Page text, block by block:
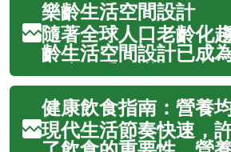
樂齡生活空間設計
隨著全球人口老齡化
齡生活空間設計已成
關注的重要議題。良
境不僅能提升長者的
能促進他們的身心健
主能力。本文將深入
現代生活節奏快速，